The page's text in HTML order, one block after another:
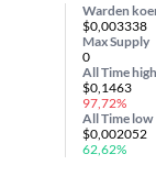
Warden
$0,003338
Max Supply
0
All Timehigh
$0,1463
97,72%
All Time low
$0,002052
62,62%